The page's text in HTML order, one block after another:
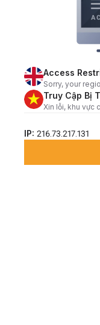
Access
Sorry, your
Truy Cập Bị
Xin lỗi, khu vực
IP: 216.73.217.131